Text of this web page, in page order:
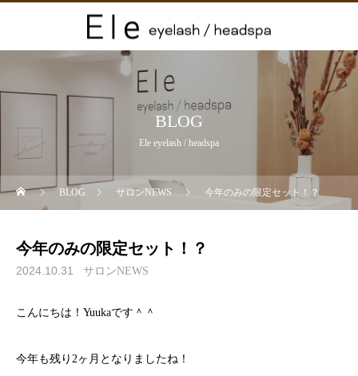
BLOG
Ele eyelash / headspa
BLOG サロンNEWS 今年のみの限定セット！？
今年のみの限定セット！？
2024.10.31 サロンNEWS
こんにちは！Yuukaです＾＾
今年も残り2ヶ月となりましたね！